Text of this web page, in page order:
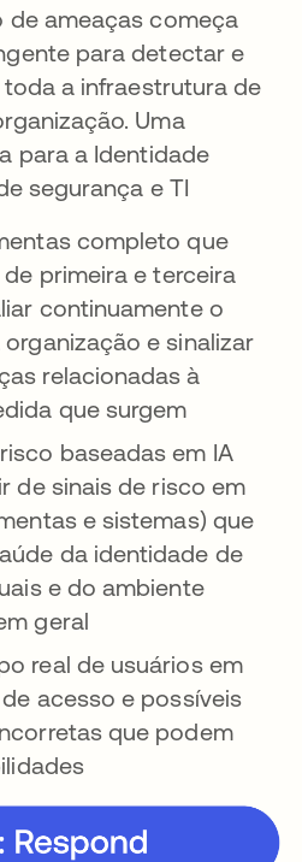
de ameaças começa
para detectar e
a infraestrutura de
Uma
para a Identidade
segurança e TI
completo que
primeira e terceira
continuamente o
e sinalizar
relacionadas à
que surgem
baseadas em IA
de sinais de risco em
e sistemas) que
da identidade de
e do ambiente
geral
real de usuários em
acesso e possíveis
que podem